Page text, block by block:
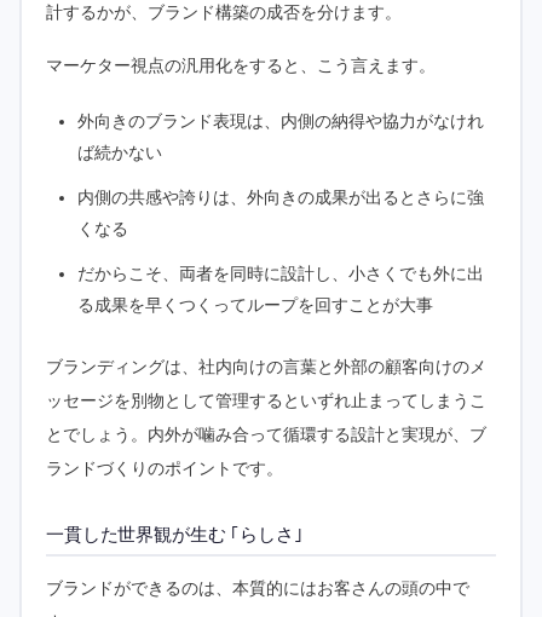
計するかが、ブランド構築の成否を分けます。
マーケター視点の汎用化をすると、こう言えます。
外向きのブランド表現は、内側の納得や協力がなけれ
ば続かない
内側の共感や誇りは、外向きの成果が出るとさらに強
くなる
だからこそ、両者を同時に設計し、小さくでも外に出
る成果を早くつくってループを回すことが大事
ブランディングは、社内向けの言葉と外部の顧客向けのメ
ッセージを別物として管理するといずれ止まってしまうこ
とでしょう。内外が噛み合って循環する設計と実現が、ブ
ランドづくりのポイントです。
一貫した世界観が生む ｢らしさ｣
ブランドができるのは、本質的にはお客さんの頭の中で